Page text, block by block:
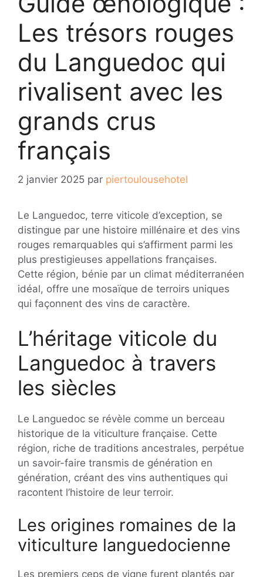
Les trésors rouges
du Languedoc qui
rivalisent avec les
grands crus
français
2 janvier 2025 par piertoulousehotel
Le Languedoc, terre viticole d’exception, se
distingue par une histoire millénaire et des vins
rouges remarquables qui s’affirment parmi les
plus prestigieuses appellations françaises.
Cette région, bénie par un climat méditerranéen
idéal, offre une mosaïque de terroirs uniques
qui façonnent des vins de caractère.
L’héritage viticole du
Languedoc à travers
les siècles
Le Languedoc se révèle comme un berceau
historique de la viticulture française. Cette
région, riche de traditions ancestrales, perpétue
un savoir-faire transmis de génération en
génération, créant des vins authentiques qui
racontent l’histoire de leur terroir.
Les origines romaines de la
viticulture languedocienne
Les premiers ceps de vigne furent plantés par